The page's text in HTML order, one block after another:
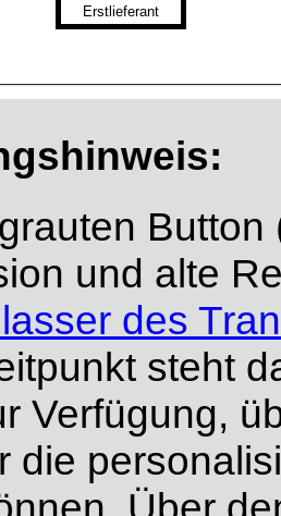
Erstlieferant
und alte
des
steht
Verfügung,
die
Über